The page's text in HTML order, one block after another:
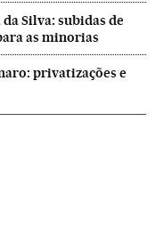
Silva: subidas de
as minorias
privatizações e